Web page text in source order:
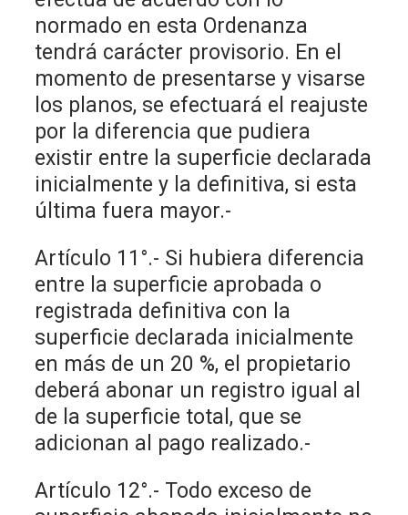
normado en esta Ordenanza
tendrá carácter provisorio. En el
momento de presentarse y visarse
los planos, se efectuará el reajuste
por la diferencia que pudiera
existir entre la superficie declarada
inicialmente y la definitiva, si esta
última fuera mayor.-
Artículo 11°.- Si hubiera diferencia
entre la superficie aprobada o
registrada definitiva con la
superficie declarada inicialmente
en más de un 20 %, el propietario
deberá abonar un registro igual al
de la superficie total, que se
adicionan al pago realizado.-
Artículo 12°.- Todo exceso de